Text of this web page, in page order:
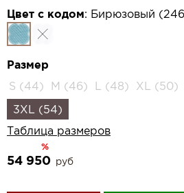
Цвет с кодом: Бирюзовый
Размер
S (44)
M (46) L (48) XL (50)
3XL (54)
Таблица размеров
%
54 950 руб